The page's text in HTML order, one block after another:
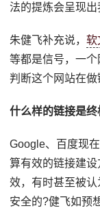
法的提炼会呈现出
朱健飞补充说，软
等都是信号，一
判断这个网站在做
什么样的链接是
Google、百度现
算有效的链接建
效，有时甚至被
安全的?健飞如预